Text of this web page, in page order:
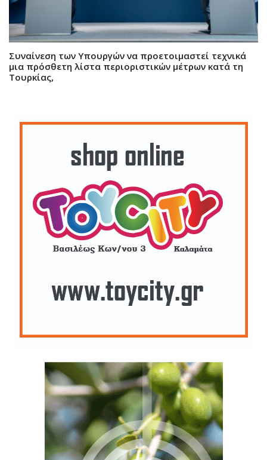
Συναίνεση των Υπουργών να προετοιμαστεί τεχνικά
μια πρόσθετη λίστα περιοριστικών μέτρων κατά τη
Τουρκίας,